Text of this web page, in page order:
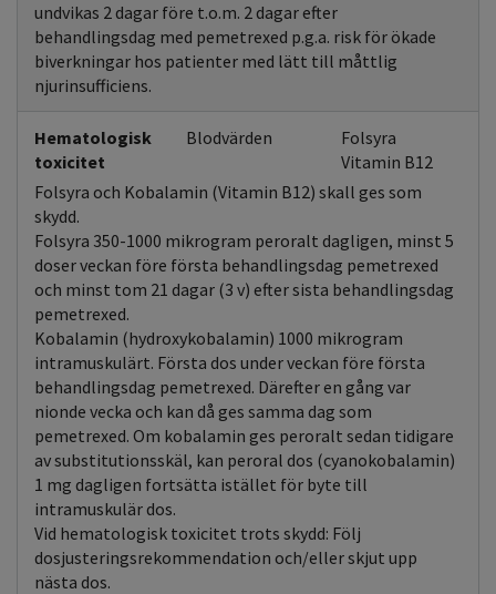
undvikas 2 dagar före t.o.m. 2 dagar efter
behandlingsdag med pemetrexed p.g.a. risk för ökade
biverkningar hos patienter med lätt till måttlig
njurinsufficiens.
Hematologisk
toxicitet
Blodvärden
Folsyra
Vitamin B12
Folsyra och Kobalamin (Vitamin B12) skall ges som
skydd.
Folsyra 350-1000 mikrogram peroralt dagligen, minst 5
doser veckan före första behandlingsdag pemetrexed
och minst tom 21 dagar (3 v) efter sista behandlingsdag
pemetrexed.
Kobalamin (hydroxykobalamin) 1000 mikrogram
intramuskulärt. Första dos under veckan före första
behandlingsdag pemetrexed. Därefter en gång var
nionde vecka och kan då ges samma dag som
pemetrexed. Om kobalamin ges peroralt sedan tidigare
av substitutionsskäl, kan peroral dos (cyanokobalamin)
1 mg dagligen fortsätta istället för byte till
intramuskulär dos.
Vid hematologisk toxicitet trots skydd: Följ
dosjusteringsrekommendation och/eller skjut upp
nästa dos.